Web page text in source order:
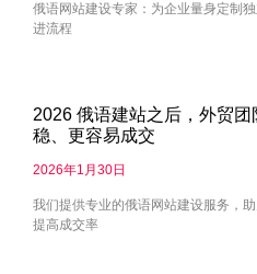
俄语网站建设专家：为企业量身定制
进流程
2026 俄语建站之后，外贸
稳、更容易成交
2026年1月30日
我们提供专业的俄语网站建设服务，
提高成交率